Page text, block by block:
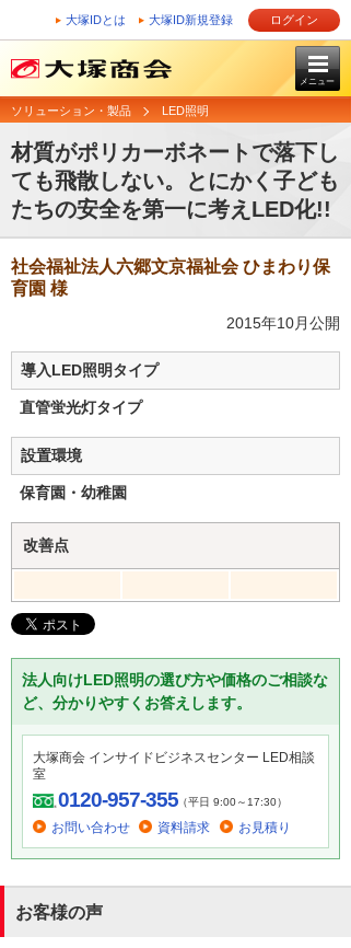
大塚IDとは 大塚ID新規登録 ログイン
メニュー
ソリューション・製品 LED照明
材質がポリカーボネートで落下し
ても飛散しない。とにかく子ども
たちの安全を第一に考えLED化!!
社会福祉法人六郷文京福祉会 ひまわり保
育園 様
2015年10月公開
導入LED照明タイプ
直管蛍光灯タイプ
設置環境
保育園・幼稚園
改善点
法人向けLED照明の選び方や価格のご相談な
ど、分かりやすくお答えします。
大塚商会 インサイドビジネスセンター LED相談
室
0120-957-355（平日 9:00～17:30）
お問い合わせ 資料請求 お見積り
お客様の声